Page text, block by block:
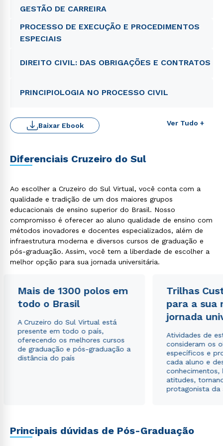
GESTÃO DE CARREIRA
PROCESSO DE EXECUÇÃO E PROCEDIMENTOS
ESPECIAIS
DIREITO CIVIL: DAS OBRIGAÇÕES E CONTRATOS
PRINCIPIOLOGIA NO PROCESSO CIVIL
Ver Tudo +
Baixar Ebook
Diferenciais Cruzeiro do Sul
Ao escolher a Cruzeiro do Sul Virtual, você conta com a
qualidade e tradição de um dos maiores grupos
educacionais de ensino superior do Brasil. Nosso
compromisso é oferecer ao aluno qualidade de ensino com
métodos inovadores e docentes especializados, além de
infraestrutura moderna e diversos cursos de graduação e
pós-graduação. Assim, você tem a liberdade de escolher a
melhor opção para sua jornada universitária.
Mais de 1300 polos em
todo o Brasil
A Cruzeiro do Sul Virtual está
presente em todo o país,
oferecendo os melhores cursos
de graduação e pós-graduação a
distância do país
Trilhas
para a sua
jornada
Atividades de
consideram os
específicos e
cada aluno e
conhecimentos,
atitudes,
protagonista da
Principais dúvidas de Pós-Graduação
Estou de acordo com aPolítica de Privacidade.e
autorizo que meus dados sejam utilizados para o
envio de conteúdos da Cruzeiro do Sul.